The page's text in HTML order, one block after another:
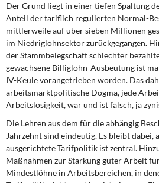
Der Grund liegt in einer tiefen Spaltung
Anteil der tariflich regulierten Normal-
mittlerweile auf über sieben Millionen
im Niedriglohnsektor zurückgegangen.
der Stammbelegschaft schlechter
gewachsene Billiglohn-Ausbeutung ist
IV-Keule vorangetrieben worden. Das
arbeitsmarktpolitische Dogma, jede
Arbeitslosigkeit, war und ist falsch, ja
Die Lehren aus dem für die abhängig
Jahrzehnt sind eindeutig. Es bleibt dabei,
ausgerichtete Tarifpolitik ist zentral.
Maßnahmen zur Stärkung guter Arbeit
Mindestlöhne in Arbeitsbereichen, in